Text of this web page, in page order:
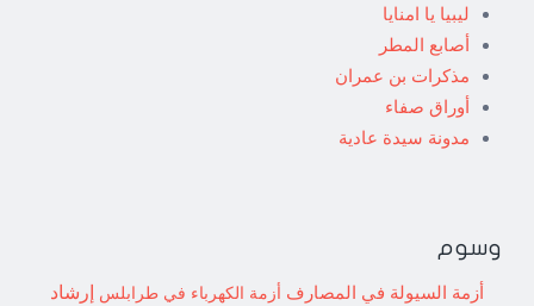
ليبيا يا امنايا
أصابع المطر
مذكرات بن عمران
أوراق صفاء
مدونة سيدة عادية
وسوم
أزمة السيولة في المصارف أزمة الكهرباء في طرابلس إرشاد